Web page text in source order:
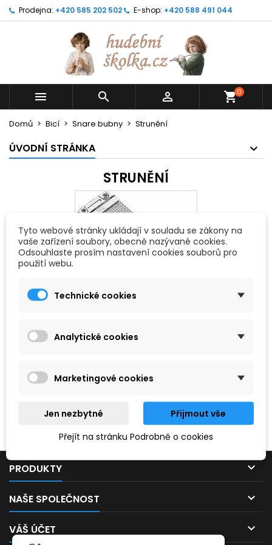
Prodejna: +420 585 202 502 E-shop: +420 588 491 044
   shopping_cart0
Domů Bicí Snare bubny Strunění
ÚVODNÍ STRÁNKA
STRUNĚNÍ
Prosím, zkuste zadat něco jiného.
PRODUKTY 
NAŠE SPOLEČNOST 
VÁŠ ÚČET 
Tyto webové stránky ukládají v souladu se zákony na
vaše zařízení soubory, obecně nazývané cookies.
Odsouhlaste prosím nastavení cookies souborů pro
použití webu.
Technické cookies
Analytické cookies
Marketingové cookies
Jen nezbytné
Přijmout vše
Přejít na stránku Podrobně o cookies